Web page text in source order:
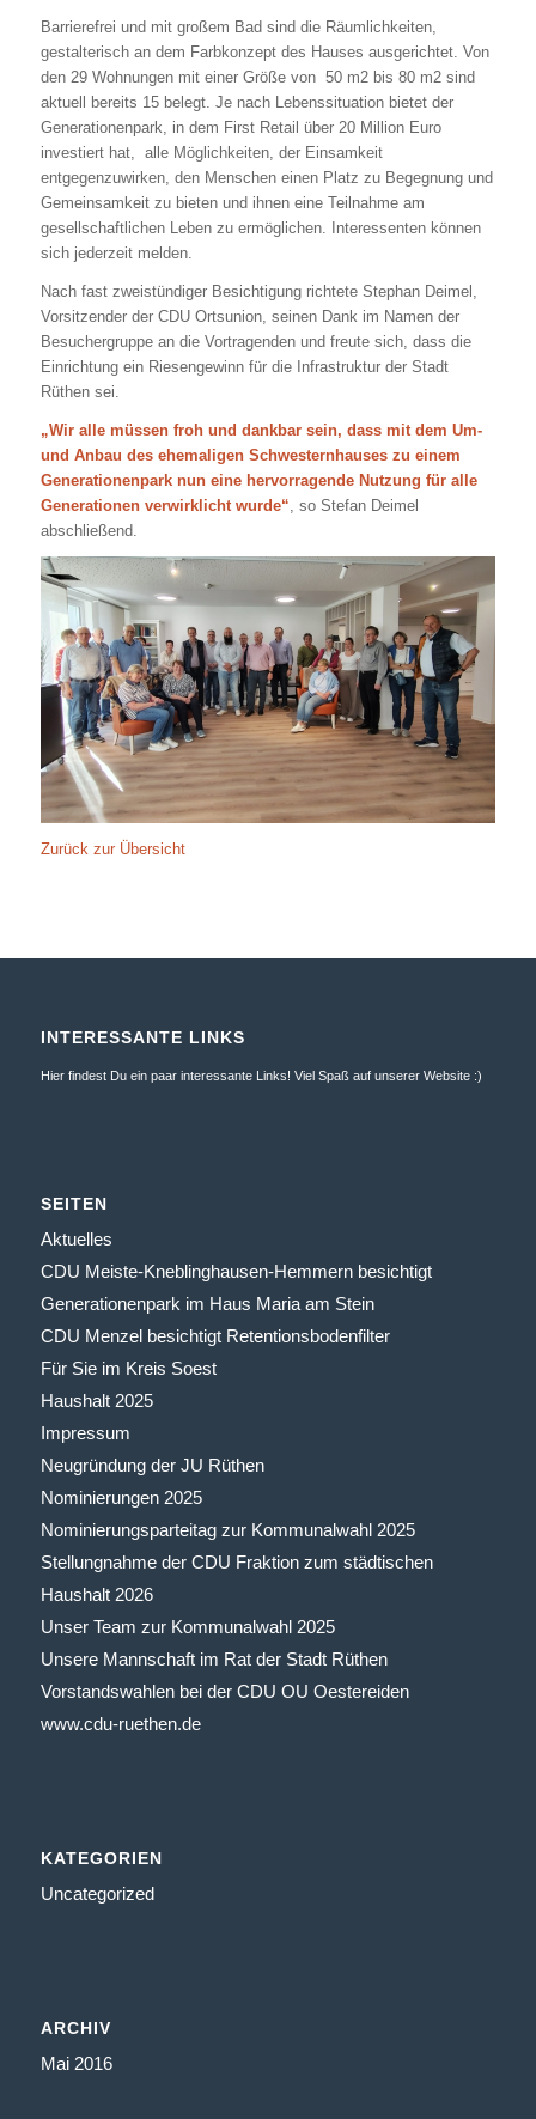
Barrierefrei und mit großem Bad sind die Räumlichkeiten,
gestalterisch an dem Farbkonzept des Hauses ausgerichtet. Von
den 29 Wohnungen mit einer Größe von 50 m2 bis 80 m2 sind
aktuell bereits 15 belegt. Je nach Lebenssituation bietet der
Generationenpark, in dem First Retail über 20 Million Euro
investiert hat, alle Möglichkeiten, der Einsamkeit
entgegenzuwirken, den Menschen einen Platz zu Begegnung und
Gemeinsamkeit zu bieten und ihnen eine Teilnahme am
gesellschaftlichen Leben zu ermöglichen. Interessenten können
sich jederzeit melden.
Nach fast zweistündiger Besichtigung richtete Stephan Deimel,
Vorsitzender der CDU Ortsunion, seinen Dank im Namen der
Besuchergruppe an die Vortragenden und freute sich, dass die
Einrichtung ein Riesengewinn für die Infrastruktur der Stadt
Rüthen sei.
„Wir alle müssen froh und dankbar sein, dass mit dem Um-
und Anbau des ehemaligen Schwesternhauses zu einem
Generationenpark nun eine hervorragende Nutzung für alle
Generationen verwirklicht wurde“, so Stefan Deimel
abschließend.
Zurück zur Übersicht
INTERESSANTE LINKS
Hier findest Du ein paar interessante Links! Viel Spaß auf unserer Website :)
SEITEN
Aktuelles
CDU Meiste-Kneblinghausen-Hemmern besichtigt
Generationenpark im Haus Maria am Stein
CDU Menzel besichtigt Retentionsbodenfilter
Für Sie im Kreis Soest
Haushalt 2025
Impressum
Neugründung der JU Rüthen
Nominierungen 2025
Nominierungsparteitag zur Kommunalwahl 2025
Stellungnahme der CDU Fraktion zum städtischen
Haushalt 2026
Unser Team zur Kommunalwahl 2025
Unsere Mannschaft im Rat der Stadt Rüthen
Vorstandswahlen bei der CDU OU Oestereiden
www.cdu-ruethen.de
KATEGORIEN
Uncategorized
ARCHIV
Mai 2016